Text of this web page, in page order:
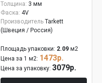
Толщина: 3 мм
Фаска: 4V
Производитель Tarkett
(Швеция / Россия)
Площадь упаковки: 2.09 м2
Цена за 1 м2: 1473р.
Цена за упаковку: 3079р.